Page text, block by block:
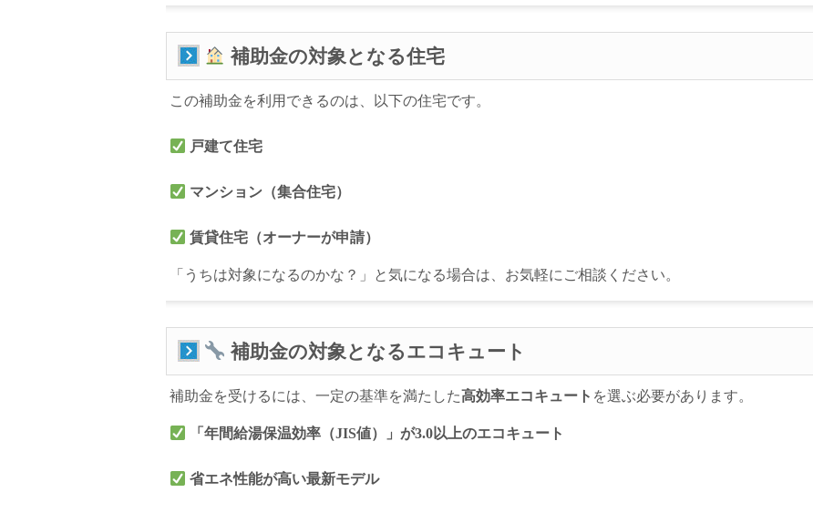
補助金の対象となる住宅
この補助金を利用できるのは、以下の住宅です。
戸建て住宅
マンション（集合住宅）
賃貸住宅（オーナーが申請）
「うちは対象になるのかな？」と気になる場合は、お気軽にご相談ください。
補助金の対象となるエコキュート
補助金を受けるには、一定の基準を満たした高効率エコキュート を選ぶ必要があります。
「年間給湯保温効率（JIS値）」が3.0以上のエコキュート
省エネ性能が高い最新モデル